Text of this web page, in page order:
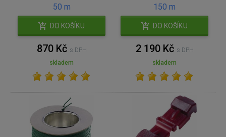
50 m
DO KOŠÍKU
870 Kč s DPH
skladem
150 m
DO KOŠÍKU
2 190 Kč s DPH
skladem